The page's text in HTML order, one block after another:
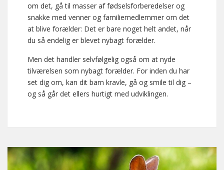
om det, gå til masser af fødselsforberedelser og
snakke med venner og familiemedlemmer om det
at blive forælder: Det er bare noget helt andet, når
du så endelig er blevet nybagt forælder.
Men det handler selvfølgelig også om at nyde
tilværelsen som nybagt forælder. For inden du har
set dig om, kan dit barn kravle, gå og smile til dig –
og så går det ellers hurtigt med udviklingen.